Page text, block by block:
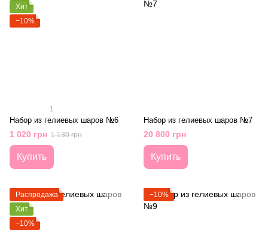
Хит
−10%
1
Набор из гелиевых шаров №6
1 020 грн 1 130 грн
Купить
Набор из гелиевых шаров №7
20 800 грн
Купить
Распродажа
Хит
−10%
−10%